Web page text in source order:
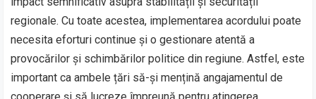
regionale. Cu toate acestea, implementarea acordului poate
necesita eforturi continue și o gestionare atentă a
provocărilor și schimbărilor politice din regiune. Astfel, este
important ca ambele țări să-și mențină angajamentul de